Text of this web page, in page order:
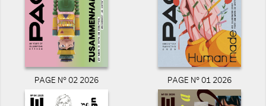
PAGE N° 02 2026 PAGE N° 01 2026